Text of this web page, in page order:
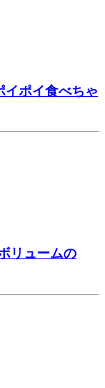
イポイ食べちゃ
リュームの